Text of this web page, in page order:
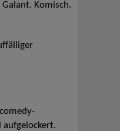
Komisch.
aufgelockert.